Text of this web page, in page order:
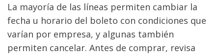
La mayoría de las líneas permiten cambiar la
fecha u horario del boleto con condiciones que
varían por empresa, y algunas también